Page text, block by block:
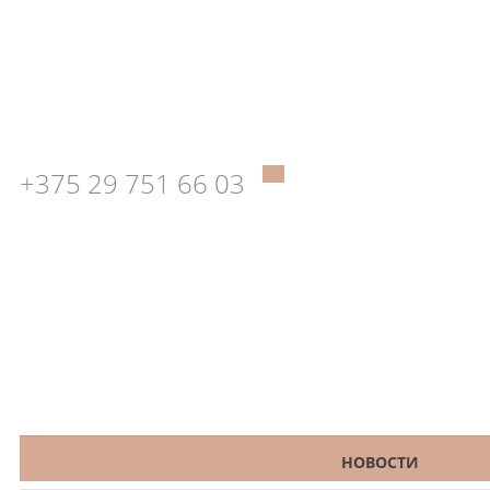
+375 29 751 66 03
НОВОСТИ